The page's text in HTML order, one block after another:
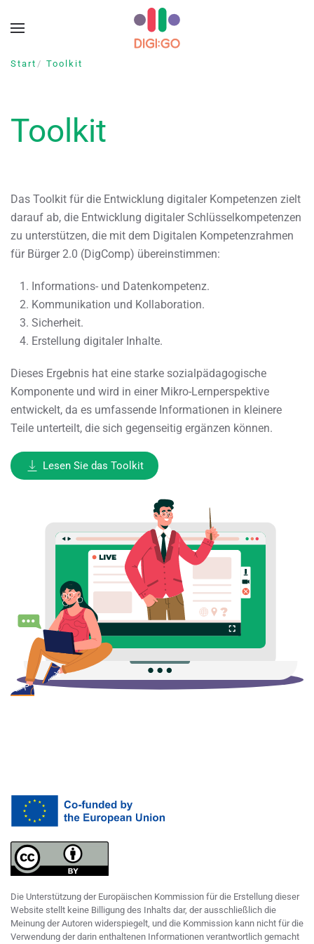
Zum Hauptinhalt springen
Start Toolkit
Toolkit
Das Toolkit für die Entwicklung digitaler Kompetenzen zielt
darauf ab, die Entwicklung digitaler Schlüsselkompetenzen
zu unterstützen, die mit dem Digitalen Kompetenzrahmen
für Bürger 2.0 (DigComp) übereinstimmen:
Informations- und Datenkompetenz.
Kommunikation und Kollaboration.
Sicherheit.
Erstellung digitaler Inhalte.
Dieses Ergebnis hat eine starke sozialpädagogische
Komponente und wird in einer Mikro-Lernperspektive
entwickelt, da es umfassende Informationen in kleinere
Teile unterteilt, die sich gegenseitig ergänzen können.
Lesen Sie das Toolkit
Die Unterstützung der Europäischen Kommission für die Erstellung dieser
Website stellt keine Billigung des Inhalts dar, der ausschließlich die
Meinung der Autoren widerspiegelt, und die Kommission kann nicht für die
Verwendung der darin enthaltenen Informationen verantwortlich gemacht